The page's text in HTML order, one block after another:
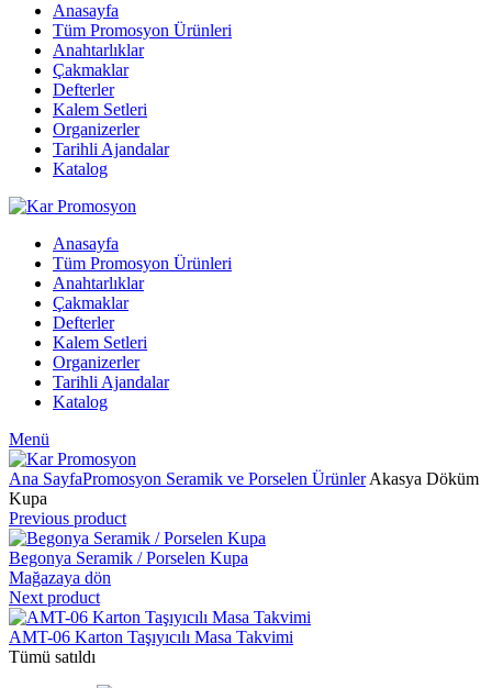
Promosyon Şapka
Promosyon Sekreter Bloknotlar
Promosyon Seramik ve Porselen Ürünler
Promosyon Speakerlar
Promosyon Tarihli Ajandalar
Promosyon Teknoloji Ürünleri
Promosyon Telefon Standları
Promosyon Termoslar
Promosyon Tişörtler
Anasayfa
Tüm Promosyon Ürünleri
Anahtarlıklar
Çakmaklar
Defterler
Kalem Setleri
Organizerler
Tarihli Ajandalar
Katalog
Anasayfa
Tüm Promosyon Ürünleri
Anahtarlıklar
Çakmaklar
Defterler
Kalem Setleri
Organizerler
Tarihli Ajandalar
Katalog
Menü
Ana SayfaPromosyon Seramik ve Porselen ÜrünlerAkasya Döküm
Kupa
Previous product
Begonya Seramik / Porselen Kupa
Mağazaya dön
Next product
AMT-06 Karton Taşıyıcılı Masa Takvimi
Tümü satıldı